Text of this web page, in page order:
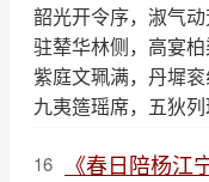
韶光开令序，淑气动
驻辇华林侧，高宴柏
紫庭文珮满，丹墀衮
九夷簉瑶席，五狄列
16 《春日陪杨江